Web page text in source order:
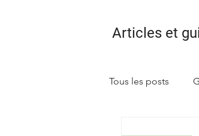
Articles et
Tous les posts